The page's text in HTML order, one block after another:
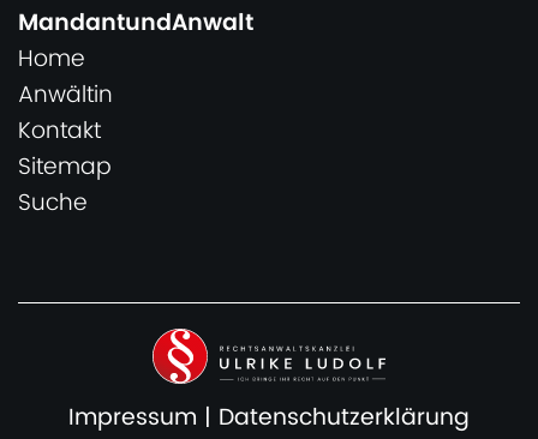
MandantundAnwalt
Home
Anwältin
Kontakt
Sitemap
Suche
Impressum | Datenschutzerklärung